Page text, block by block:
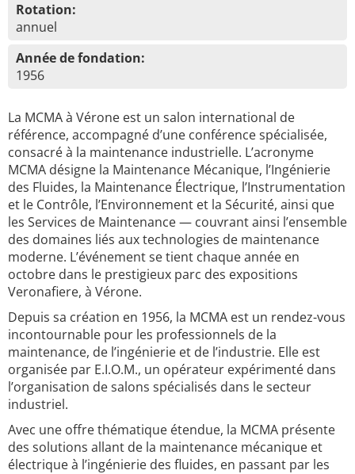
Rotation:
annuel
Année de fondation:
1956
La MCMA à Vérone est un salon international de
référence, accompagné d’une conférence spécialisée,
consacré à la maintenance industrielle. L’acronyme
MCMA désigne la Maintenance Mécanique, l’Ingénierie
des Fluides, la Maintenance Électrique, l’Instrumentation
et le Contrôle, l’Environnement et la Sécurité, ainsi que
les Services de Maintenance — couvrant ainsi l’ensemble
des domaines liés aux technologies de maintenance
moderne. L’événement se tient chaque année en
octobre dans le prestigieux parc des expositions
Veronafiere, à Vérone.
Depuis sa création en 1956, la MCMA est un rendez-vous
incontournable pour les professionnels de la
maintenance, de l’ingénierie et de l’industrie. Elle est
organisée par E.I.O.M., un opérateur expérimenté dans
l’organisation de salons spécialisés dans le secteur
industriel.
Avec une offre thématique étendue, la MCMA présente
des solutions allant de la maintenance mécanique et
électrique à l’ingénierie des fluides, en passant par les